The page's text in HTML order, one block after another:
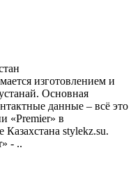
изготовлением и
Основная
данные – всё это
«Premier» в
stylekz.su.
- ..